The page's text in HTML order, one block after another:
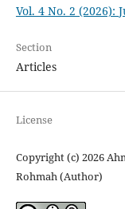
Vol. 4 No. 2 (2026):
Section
Articles
License
Copyright (c) 2026
Rohmah (Author)